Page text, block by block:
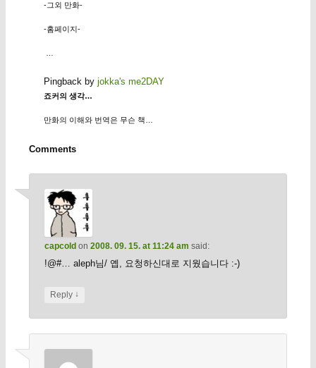
-그외 만화-
-홈페이지-
Pingback by jokka's me2DAY
죠커의 생각…
만화의 이해와 번역은 무슨 책…
Comments
capcoldon 2008. 09. 15. at 11:24 am said:
!@#… aleph님/ 옙, 요청하신대로 지웠습니다 :-)
Reply ↓